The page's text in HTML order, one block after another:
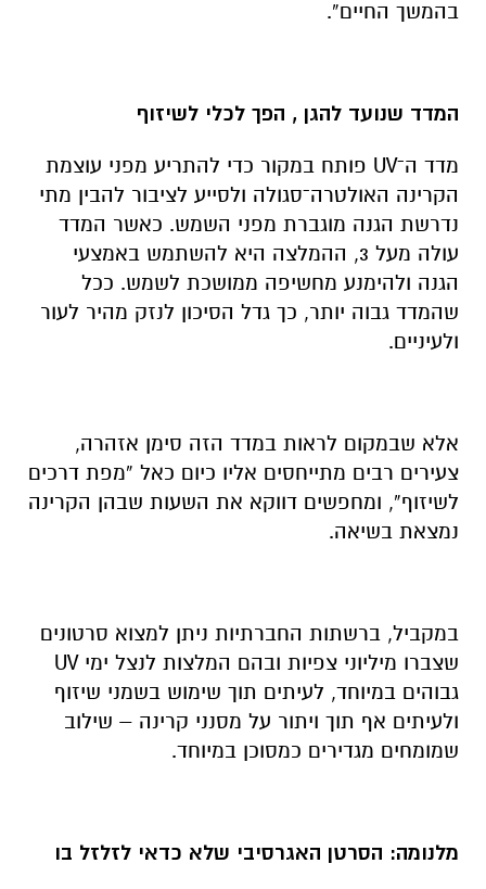
בהמשך החיים”.
המדד שנועד להגן , הפך לכלי לשיזוף
מדד ה־UV פותח במקור כדי להתריע מפני עוצמת
הקרינה האולטרה־סגולה ולסייע לציבור להבין מתי
נדרשת הגנה מוגברת מפני השמש. כאשר המדד
עולה מעל 3, ההמלצה היא להשתמש באמצעי
הגנה ולהימנע מחשיפה ממושכת לשמש. ככל
שהמדד גבוה יותר, כך גדל הסיכון לנזק מהיר לעור
ולעיניים.
אלא שבמקום לראות במדד הזה סימן אזהרה,
צעירים רבים מתייחסים אליו כיום כאל “מפת דרכים
לשיזוף”, ומחפשים דווקא את השעות שבהן הקרינה
נמצאת בשיאה.
במקביל, ברשתות החברתיות ניתן למצוא סרטונים
שצברו מיליוני צפיות ובהם המלצות לנצל ימי UV
גבוהים במיוחד, לעיתים תוך שימוש בשמני שיזוף
ולעיתים אף תוך ויתור על מסנני קרינה – שילוב
שמומחים מגדירים כמסוכן במיוחד.
מלנומה: הסרטן האגרסיבי שלא כדאי לזלזל בו